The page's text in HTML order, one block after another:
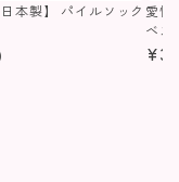
本製】 パイルソック 愛情
ベス
¥